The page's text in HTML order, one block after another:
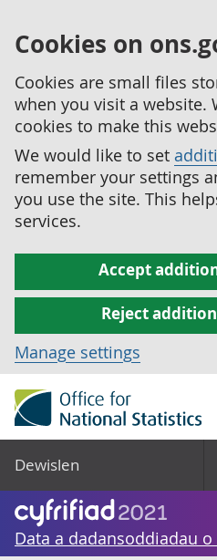
Cookies on
Cookies are small files
when you visit a website.
cookies to make this
We would like to set
remember your settings
you use the site. This
services.
Accept
Reject
Manage settings
Dewislen
Data a dadansoddiadau o